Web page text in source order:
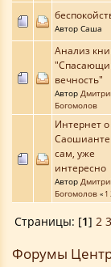
Автор Саша
Анализ
вечность"
Автор
Богомолов
Интернет о
Саошианте
сам, уже
интересно
Автор
Богомолов « 1
Страницы: [1] 2 3
Форумы